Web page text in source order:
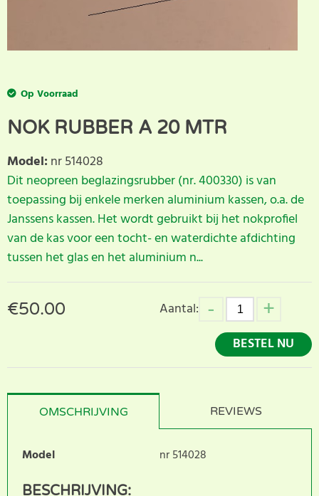
Op Voorraad
NOK RUBBER A 20 MTR
Model: nr 514028
Dit neopreen beglazingsrubber (nr. 400330) is van
toepassing bij enkele merken aluminium kassen, o.a. de
Janssens kassen. Het wordt gebruikt bij het nokprofiel
van de kas voor een tocht- en waterdichte afdichting
tussen het glas en het aluminium n...
€50.00
Aantal:
BESTEL NU
OMSCHRIJVING REVIEWS
Model nr 514028
BESCHRIJVING: